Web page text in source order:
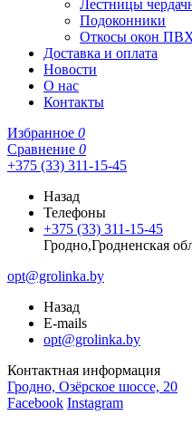
Лестницы
Подоконники
Откосы окон
Доставка и оплата
Новости
О нас
Контакты
Избранное 0
Сравнение 0
+375 (33) 311-15-45
Назад
Телефоны
+375 (33) 311-15-45
Гродно,Гродненская
opt@grolinka.by
Назад
E-mails
opt@grolinka.by
Контактная информация
Гродно, Озёрское шоссе, 20
Facebook Instagram